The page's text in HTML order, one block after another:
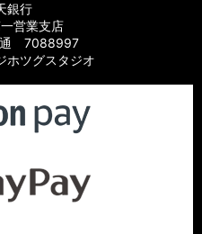
銀行
営業支店
通 7088997
ホツグスタジオ